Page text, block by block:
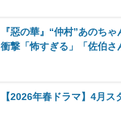
『惡の華』“仲村”あのち
衝撃「怖すぎる」「佐伯さ
【2026年春ドラマ】4月